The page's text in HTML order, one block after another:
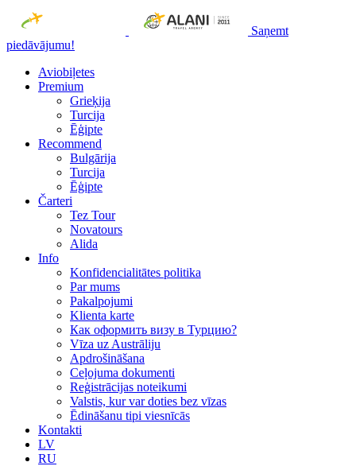
Saņemt
piedāvājumu!
Aviobiļetes
Premium
Grieķija
Turcija
Ēģipte
Recommend
Bulgārija
Turcija
Ēģipte
Čarteri
Tez Tour
Novatours
Alida
Info
Konfidencialitātes politika
Par mums
Рakalpojumi
Klienta karte
Как оформить визу в Турцию?
Vīza uz Austrāliju
Apdrošināšana
Ceļojuma dokumenti
Reģistrācijas noteikumi
Valstis, kur var doties bez vīzas
Ēdināšanu tipi viesnīcās
Kontakti
LV
RU